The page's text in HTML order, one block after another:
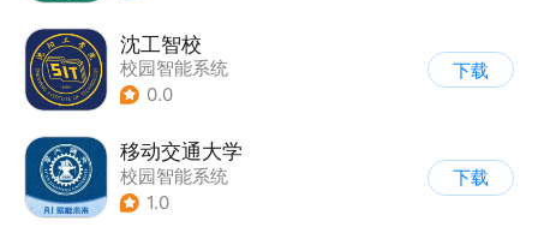
沈工智校
校园智能系统
0.0
下载
移动交通大学
校园智能系统
1.0
下载